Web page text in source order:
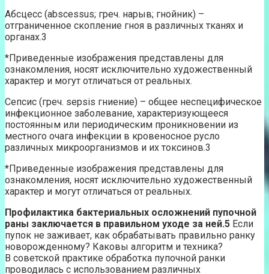
Абсцесс (abscessus; греч. нарыв; гнойник) –
отграниченное скопление гноя в различных тканях и
органах.3
*Приведенные изображения представлены для
ознакомления, носят исключительно художественный
характер и могут отличаться от реальных.
Сепсис (греч. sepsis гниение) – общее неспецифическое
инфекционное заболевание, характеризующееся
постоянным или периодическим проникновении из
местного очага инфекции в кровеносное русло
различных микроорганизмов и их токсинов.3
*Приведенные изображения представлены для
ознакомления, носят исключительно художественный
характер и могут отличаться от реальных.
Профилактика бактериальных осложнений пупочной
раны заключается в правильном уходе за ней.5 Если
пупок не заживает, как обрабатывать правильно ранку
новорожденному? Каковы алгоритм и техника?
В советской практике обработка пупочной ранки
проводилась с использованием различных